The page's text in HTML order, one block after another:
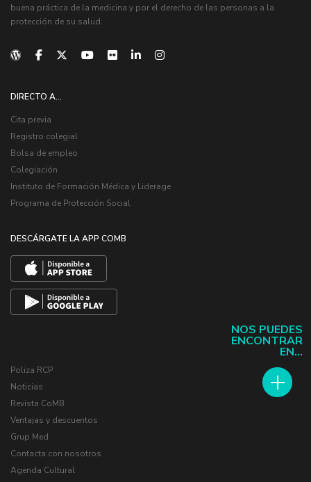
NOS PUEDES
ENCONTRAR
EN...
buena práctica de la medicina y por el derecho de las personas a la
protección de su salud.
DIRECTO A...
Cita previa
Registro colegial
Bolsa de empleo
Colegiación
Instituto de Formación Médica y Liderage
Programa de Protección Social
DESCÁRGATE LA APP COMB
Poliza RCP
Noticias
Revista CoMB
Ventajas y descuentos
Grup Med
Contacta con nosotros
Agenda Cultural